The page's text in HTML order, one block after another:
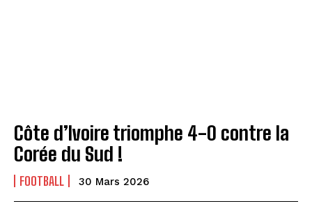
Côte d’Ivoire triomphe 4-0 contre la
Corée du Sud !
FOOTBALL 30 Mars 2026